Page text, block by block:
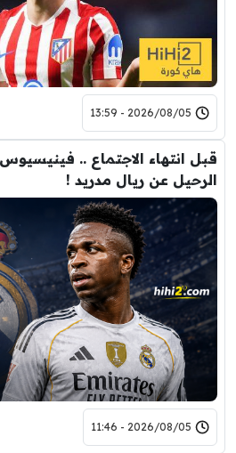
2026/08/05 - 13:59
قبل انتهاء الاجتماع ..
الرحيل عن ريال مدريد !
2026/08/05 - 11:46